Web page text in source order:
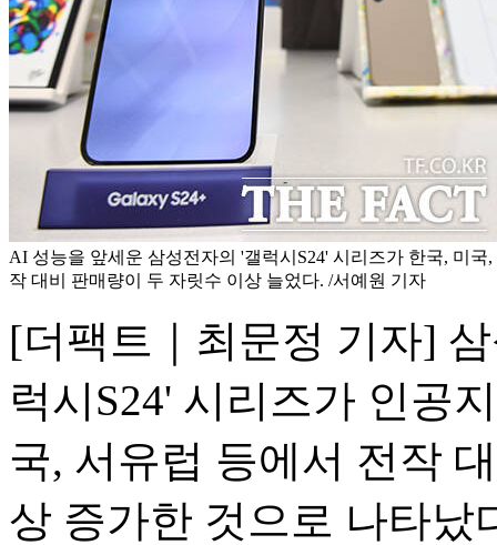
AI 성능을 앞세운 삼성전자의 '갤럭시S24' 시리즈가 한국, 미국
작 대비 판매량이 두 자릿수 이상 늘었다. /서예원 기자
[더팩트｜최문정 기자]
럭시S24' 시리즈가 인공
국, 서유럽 등에서 전작
상 증가한 것으로 나타났